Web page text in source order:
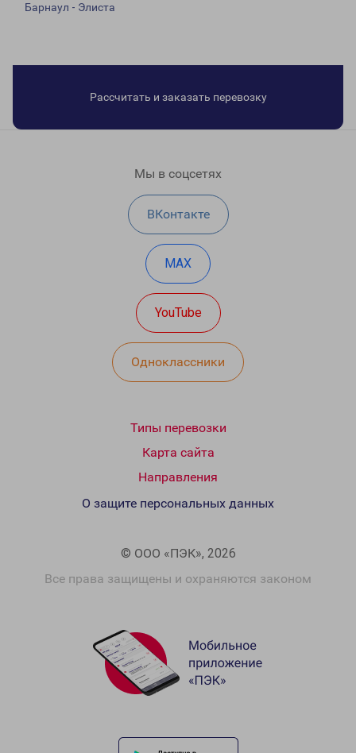
Барнаул - Элиста
Рассчитать и заказать перевозку
Мы в соцсетях
ВКонтакте
MAX
YouTube
Одноклассники
Типы перевозки
Карта сайта
Направления
© ООО «ПЭК», 2026
Все права защищены и охраняются законом
О защите персональных данных